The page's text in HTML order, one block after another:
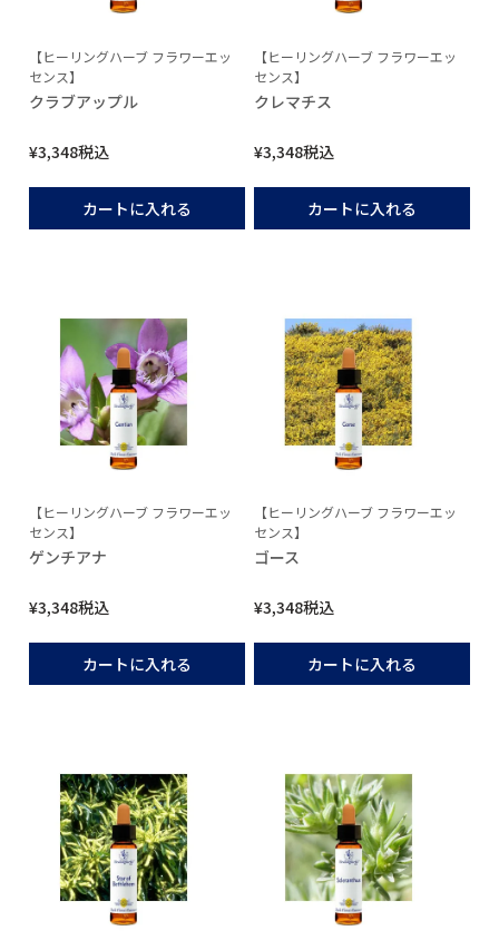
【ヒーリングハーブ フラワーエッ
センス】
クラブアップル
¥3,348税込
カートに入れる
【ヒーリングハーブ フラワーエッ
センス】
クレマチス
¥3,348税込
カートに入れる
【ヒーリングハーブ フラワーエッ
センス】
ゲンチアナ
¥3,348税込
カートに入れる
【ヒーリングハーブ フラワーエッ
センス】
ゴース
¥3,348税込
カートに入れる